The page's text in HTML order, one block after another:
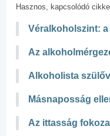
Hasznos, kapcsolódó
Véralkoholszint:
Az
Alkoholista
Másnaposság
Az ittasság